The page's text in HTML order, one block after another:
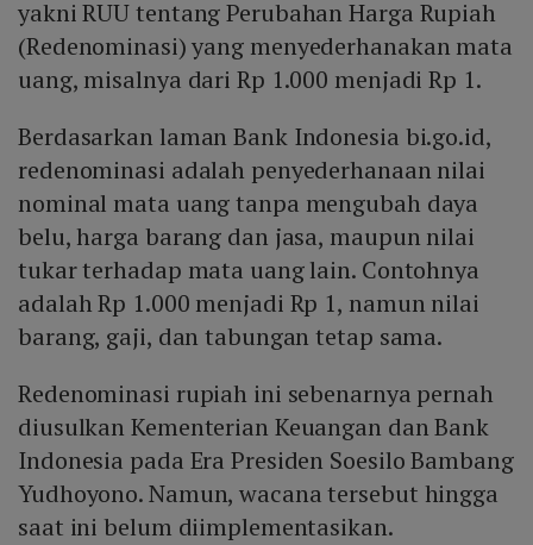
yakni RUU tentang Perubahan Harga Rupiah
(Redenominasi) yang menyederhanakan mata
uang, misalnya dari Rp 1.000 menjadi Rp 1.
Berdasarkan laman Bank Indonesia bi.go.id,
redenominasi adalah penyederhanaan nilai
nominal mata uang tanpa mengubah daya
belu, harga barang dan jasa, maupun nilai
tukar terhadap mata uang lain. Contohnya
adalah Rp 1.000 menjadi Rp 1, namun nilai
barang, gaji, dan tabungan tetap sama.
Redenominasi rupiah ini sebenarnya pernah
diusulkan Kementerian Keuangan dan Bank
Indonesia pada Era Presiden Soesilo Bambang
Yudhoyono. Namun, wacana tersebut hingga
saat ini belum diimplementasikan.